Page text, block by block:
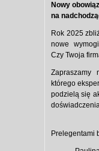
Nowy
na
​​Rok 2025
nowe
Czy Twoja
Zapraszamy
którego
podzielą się
Prelegentami